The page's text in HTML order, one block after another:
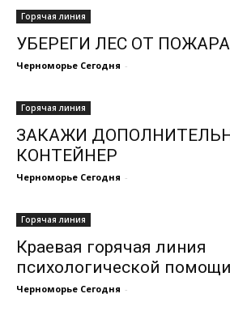
Горячая линия
УБЕРЕГИ ЛЕС ОТ ПОЖАРА
Черноморье Сегодня -
Горячая линия
ЗАКАЖИ
КОНТЕЙНЕР
Черноморье Сегодня -
Горячая линия
Краевая горячая линия
психологической помощи
Черноморье Сегодня -